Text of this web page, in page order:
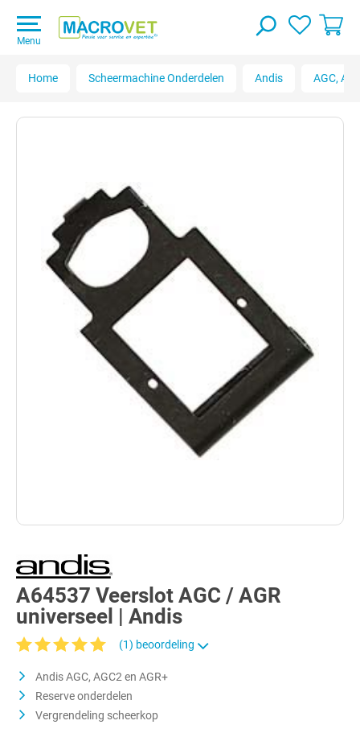
Menu
Home Scheermachine Onderdelen Andis AGC,
A64537 Veerslot AGC / AGR
universeel | Andis
(1) beoordeling
Andis AGC, AGC2 en AGR+
Reserve onderdelen
Vergrendeling scheerkop